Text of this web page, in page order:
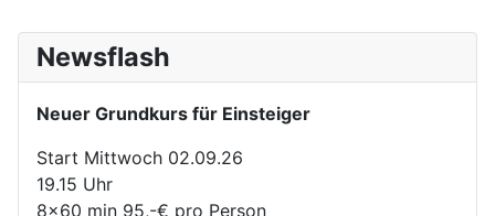
Newsflash
Neuer Grundkurs für Einsteiger
Start Mittwoch 02.09.26
19.15 Uhr
8x60 min 95,-€ pro Person